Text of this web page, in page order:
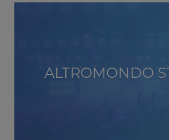
ALTROMONDO